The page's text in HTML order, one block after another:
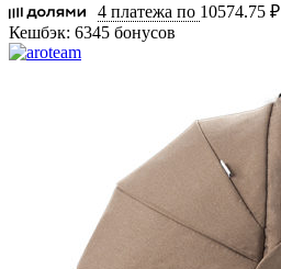
4 платежа по 10574.75 ₽
Кешбэк: 6345 бонусов